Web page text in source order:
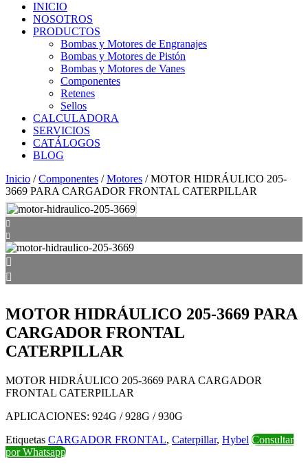
INICIO
NOSOTROS
PRODUCTOS
Bombas y Motores de Engranajes
Bombas y Motores de Pistón
Bombas y Motores de Vanes
Componentes
Retenes
Sellos
CALCULADORA
SERVICIOS
CATÁLOGOS
BLOG
Inicio /Componentes /Motores / MOTOR HIDRÁULICO 205-
3669 PARA CARGADOR FRONTAL CATERPILLAR
MOTOR HIDRÁULICO 205-3669 PARA
CARGADOR FRONTAL
CATERPILLAR
MOTOR HIDRÁULICO 205-3669 PARA CARGADOR
FRONTAL CATERPILLAR
APLICACIONES: 924G / 928G / 930G
Etiquetas CARGADOR FRONTAL, Caterpillar, Hybel Consultar
por Whatsapp